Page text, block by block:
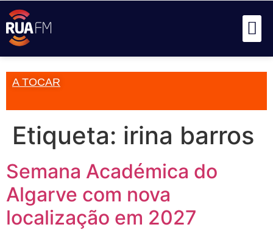
A TOCAR
Etiqueta: irina barros
Semana Académica do
Algarve com nova
localização em 2027